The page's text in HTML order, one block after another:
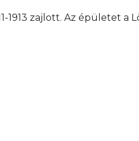
1913 zajlott. Az épületet